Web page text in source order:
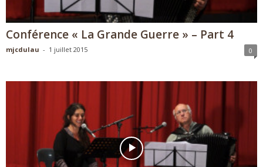
Conférence « La Grande Guerre » – Part 4
mjcdulau - 1 juillet 2015 0